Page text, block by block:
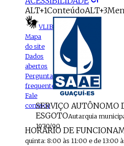
ALT+1ConteúdoALT+3
VLIBRAS
Mapa
do site
Dados
abertos
Perguntas
frequentes
Fale
conosco
SERVIÇO AUTÔNOMO
ESGOTOAutarquia
1970/90
HORÁRIO DE
quinta: 8:00 às 11:00 e de 13:00